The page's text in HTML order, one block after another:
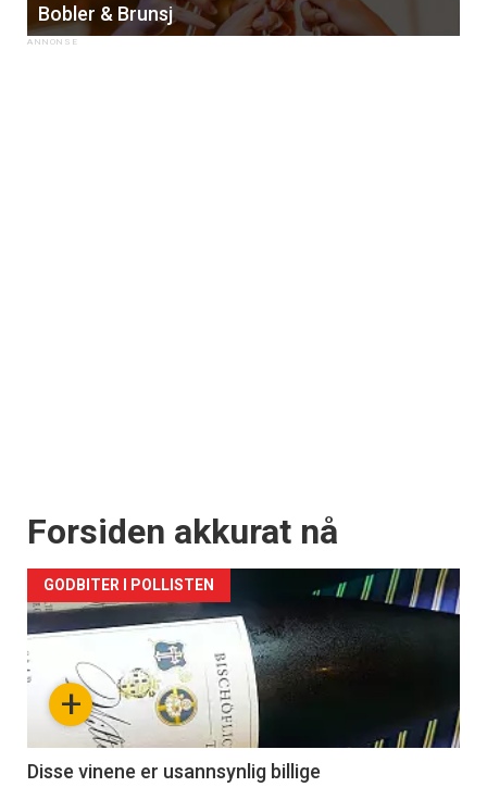
Bobler & Brunsj
Forsiden akkurat nå
+
GODBITER I POLLISTEN
Disse vinene er usannsynlig billige